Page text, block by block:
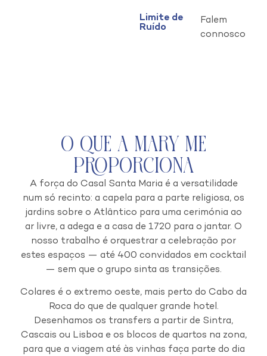
Limite de
Ruído
Falem
connosco
O que a Mary Me
Proporciona
A força do Casal Santa Maria é a versatilidade
num só recinto: a capela para a parte religiosa, os
jardins sobre o Atlântico para uma cerimónia ao
ar livre, a adega e a casa de 1720 para o jantar. O
nosso trabalho é orquestrar a celebração por
estes espaços — até 400 convidados em cocktail
— sem que o grupo sinta as transições.
Colares é o extremo oeste, mais perto do Cabo da
Roca do que de qualquer grande hotel.
Desenhamos os transfers a partir de Sintra,
Cascais ou Lisboa e os blocos de quartos na zona,
para que a viagem até às vinhas faça parte do dia